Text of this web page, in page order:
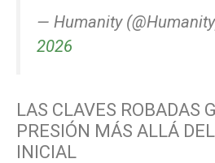
— Humanity
2026
LAS CLAVES ROBADAS
PRESIÓN MÁS ALLÁ
INICIAL